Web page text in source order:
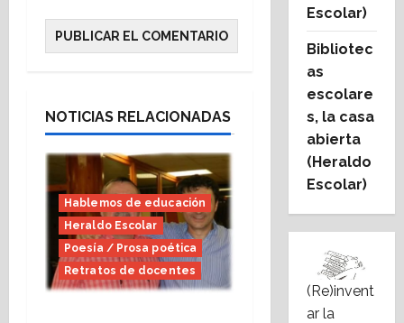
NOTICIAS RELACIONADAS
Hablemos de educación
Heraldo Escolar
Poesía / Prosa poética
Retratos de docentes
Escolar)
Bibliotec
as
escolare
s, la casa
abierta
(Heraldo
Escolar)
(Re)invent
ar la